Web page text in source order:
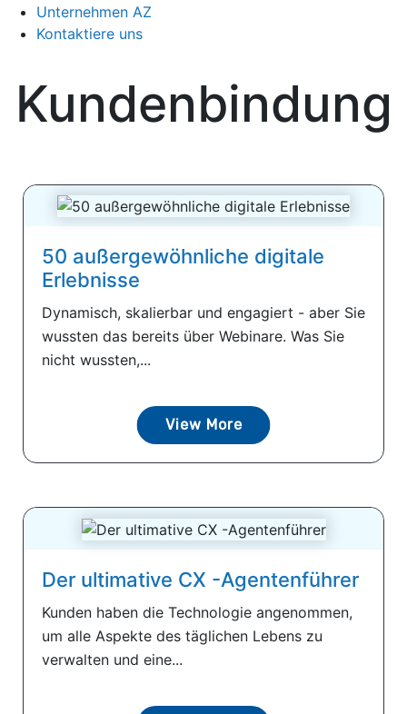
Unternehmen AZ
Kontaktiere uns
Kundenbindung
50 außergewöhnliche digitale
Erlebnisse
Dynamisch, skalierbar und engagiert - aber Sie
wussten das bereits über Webinare. Was Sie
nicht wussten,...
View More
Der ultimative CX -Agentenführer
Kunden haben die Technologie angenommen,
um alle Aspekte des täglichen Lebens zu
verwalten und eine...